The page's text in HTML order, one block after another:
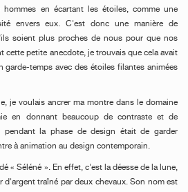
en écartant les étoiles, comme une
envers eux. C'est donc une manière de
soient plus proches de nous pour que nos
cette petite anecdote, je trouvais que cela avait
garde-temps avec des étoiles filantes animées
je voulais ancrer ma montre dans le domaine
en donnant beaucoup de contraste et de
la phase de design était de garder
à animation au design contemporain.
« Séléné ». En effet, c'est la déesse de la lune,
d'argent traîné par deux chevaux. Son nom est